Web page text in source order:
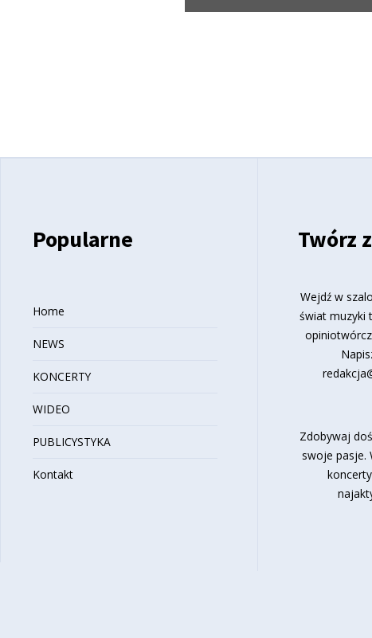
Popularne
Home
NEWS
KONCERTY
WIDEO
PUBLICYSTYKA
Kontakt
Twórz
Wejdź w
świat muzyki
Zdobywaj
swoje pasje.